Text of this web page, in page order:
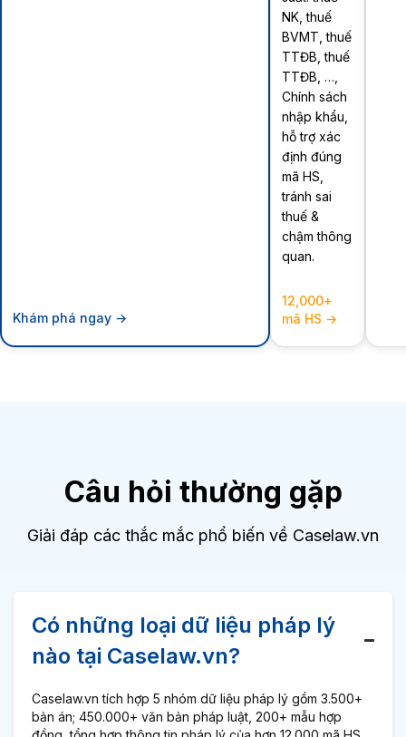
Khám phá ngay →
NK, thuế
BVMT, thuế
TTĐB, thuế
TTĐB, …,
Chính sách
nhập khẩu,
hỗ trợ xác
định đúng
mã HS,
tránh sai
thuế &
chậm thông
quan.
12,000+
mã HS →
Câu hỏi thường gặp
Giải đáp các thắc mắc phổ biến về Caselaw.vn
Có những loại dữ liệu pháp lý
nào tại Caselaw.vn?
Caselaw.vn tích hợp 5 nhóm dữ liệu pháp lý gồm 3.500+
bản án; 450.000+ văn bản pháp luật, 200+ mẫu hợp